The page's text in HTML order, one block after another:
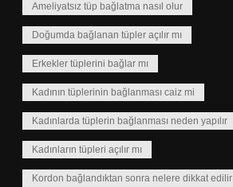
Ameliyatsız tüp bağlatma nasıl olur
Doğumda bağlanan tüpler açılır mı
Erkekler tüplerini bağlar mı
Kadının tüplerinin bağlanması caiz mi
Kadınlarda tüplerin bağlanması neden yapılır
Kadınların tüpleri açılır mı
Kordon bağlandıktan sonra nelere dikkat edilir